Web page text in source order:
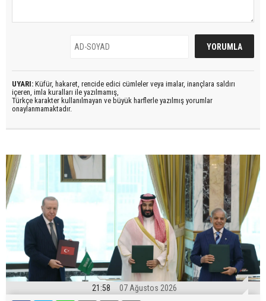
UYARI: Küfür, hakaret, rencide edici cümleler veya imalar, inançlara saldırı
içeren, imla kuralları ile yazılmamış,
Türkçe karakter kullanılmayan ve büyük harflerle yazılmış yorumlar
onaylanmamaktadır.
21:58 07 Ağustos 2026